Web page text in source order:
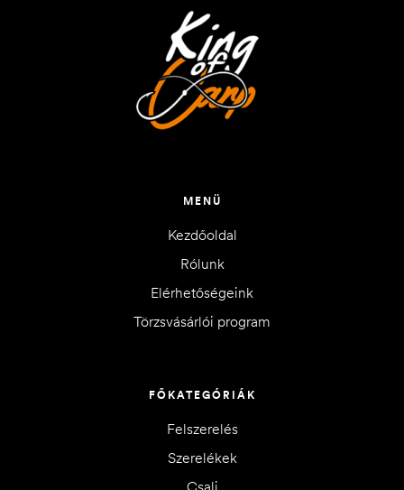
MENÜ
Kezdőoldal
Rólunk
Elérhetőségeink
Törzsvásárlói program
FŐKATEGÓRIÁK
Felszerelés
Szerelékek